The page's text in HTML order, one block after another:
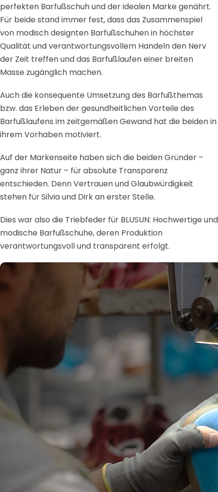
perfekten Barfußschuh und der idealen Marke genährt.
Für beide stand immer fest, dass das Zusammenspiel
von modisch designten Barfußschuhen in höchster
Qualität und verantwortungsvollem Handeln den Nerv
der Zeit treffen und das Barfußlaufen einer breiten
Masse zugänglich machen.
Auch die konsequente Umsetzung des Barfußthemas
bzw. das Erleben der gesundheitlichen Vorteile des
Barfußlaufens im zeitgemäßen Gewand hat die beiden in
ihrem Vorhaben motiviert.
Auf der Markenseite haben sich die beiden Gründer –
ganz ihrer Natur – für absolute Transparenz
entschieden. Denn Vertrauen und Glaubwürdigkeit
stehen für Silvia und Dirk an erster Stelle.
Dies war also die Triebfeder für BLUSUN: Hochwertige und
modische Barfußschuhe, deren Produktion
verantwortungsvoll und transparent erfolgt.